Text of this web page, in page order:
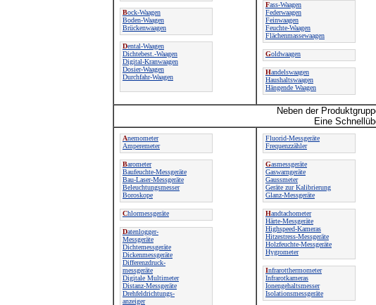
Bock-Waagen
Boden-Waagen
Brückenwaagen
Dental-Waagen
Dichtebest.-Waagen
Digital-Kranwaagen
Dosier-Waagen
Durchfahr-Waagen
Fass-Waagen
Federwaagen
Feinwaagen
Feuchte-Waagen
Flächenmassewaagen
Goldwaagen
Handelswaagen
Haushaltswaagen
Hängende Waagen
Neben der
Eine
Anemometer
Amperemeter
Barometer
Baufeuchte-Messgeräte
Bau-Laser-Messgeräte
Beleuchtungsmesser
Boroskope
Chlormessgeräte
Datenlogger-
Messgeräte
Dichtemessgeräte
Dickenmessgeräte
Differenzdruck-
messgeräte
Digitale Multimeter
Distanz-Messgeräte
Drehfeldrichtungs-
anzeiger
Fluorid-Messgeräte
Frequenzzähler
Gasmessgeräte
Gaswarngeräte
Gaussmeter
Geräte zur Kalibrierung
Glanz-Messgeräte
Handtachometer
Härte-Messgeräte
Highspeed-Kameras
Hitzestress-Messgeräte
Holzfeuchte-Messgeräte
Hygrometer
Infrarotthermometer
Infrarotkameras
Ionengehaltsmesser
Isolationsmessgeräte